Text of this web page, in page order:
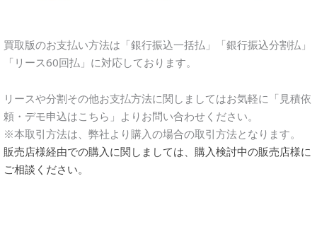
買取版のお支払い方法は「銀行振込一括払」「銀行振込分割払」
「リース60回払」に対応しております。
リースや分割その他お支払方法に関しましてはお気軽に「見積依
頼・デモ申込はこちら」よりお問い合わせください。
※本取引方法は、弊社より購入の場合の取引方法となります。
販売店様経由での購入に関しましては、購入検討中の販売店様に
ご相談 ください。